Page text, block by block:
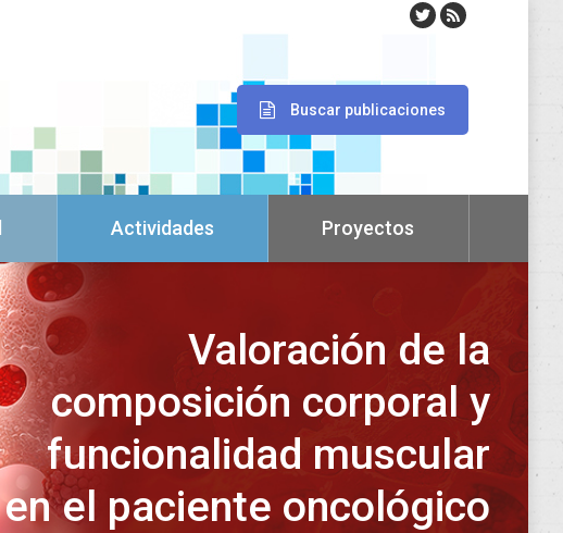
Buscar publicaciones
Actividades Proyectos
Valoración de la
composición corporal y
funcionalidad muscular
en el paciente oncológico